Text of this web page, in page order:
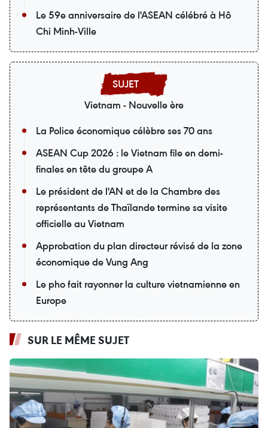
Le 59e anniversaire de l'ASEAN célébré à Hô
Chi Minh-Ville
Vietnam - Nouvelle ère
La Police économique célèbre ses 70 ans
ASEAN Cup 2026 : le Vietnam file en demi-
finales en tête du groupe A
Le président de l'AN et de la Chambre des
représentants de Thaïlande termine sa visite
officielle au Vietnam
Approbation du plan directeur révisé de la zone
économique de Vung Ang
Le pho fait rayonner la culture vietnamienne en
Europe
SUR LE MÊME SUJET